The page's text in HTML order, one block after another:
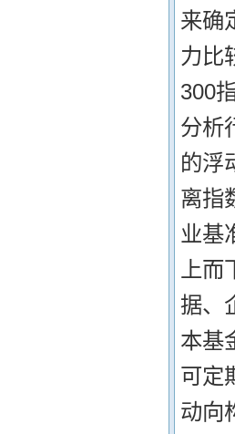
来确
力比
300
分析
的浮
离指
业基
上
据、
本基
可定
动向